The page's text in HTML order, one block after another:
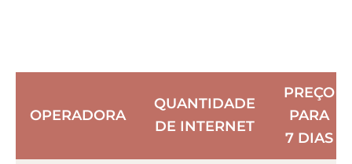
OPERADORA
QUANTIDADE
DE INTERNET
PREÇO
PARA
7 DIAS